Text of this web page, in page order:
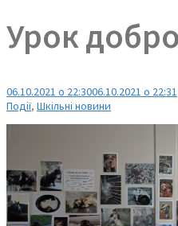
Урок
06.10.2021 о 22:3006.10.2021 о 22:31
Події, Шкільні новини